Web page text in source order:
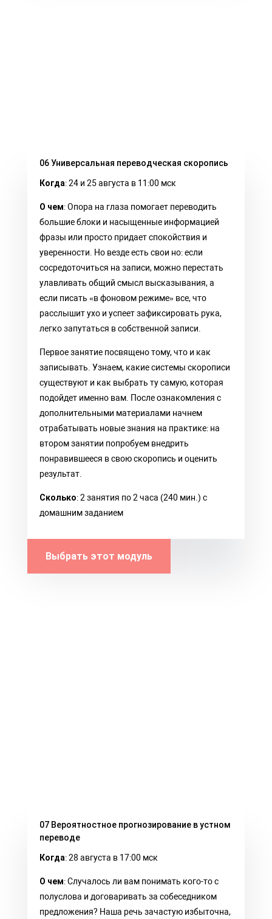
06 Универсальная переводческая скоропись
Когда: 24 и 25 августа в 11:00 мск
О чем: Опора на глаза помогает переводить
большие блоки и насыщенные информацией
фразы или просто придает спокойствия и
уверенности. Но везде есть свои но: если
сосредоточиться на записи, можно перестать
улавливать общий смысл высказывания, а
если писать «в фоновом режиме» все, что
расслышит ухо и успеет зафиксировать рука,
легко запутаться в собственной записи.
Первое занятие посвящено тому, что и как
записывать. Узнаем, какие системы скорописи
существуют и как выбрать ту самую, которая
подойдет именно вам. После ознакомления с
дополнительными материалами начнем
отрабатывать новые знания на практике: на
втором занятии попробуем внедрить
понравившееся в свою скоропись и оценить
результат.
Сколько: 2 занятия по 2 часа (240 мин.) с
домашним заданием
Выбрать этот модуль
07 Вероятностное прогнозирование в устном
переводе
Когда: 28 августа в 17:00 мск
О чем: Случалось ли вам понимать кого-то с
полуслова и договаривать за собеседником
предложения? Наша речь зачастую избыточна,